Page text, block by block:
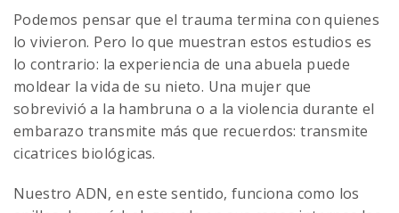
Podemos pensar que el trauma termina con quienes
lo vivieron. Pero lo que muestran estos estudios es
lo contrario: la experiencia de una abuela puede
moldear la vida de su nieto. Una mujer que
sobrevivió a la hambruna o a la violencia durante el
embarazo transmite más que recuerdos: transmite
cicatrices biológicas.
Nuestro ADN, en este sentido, funciona como los